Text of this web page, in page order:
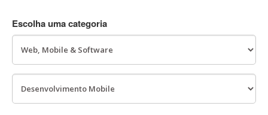
Escolha uma categoria